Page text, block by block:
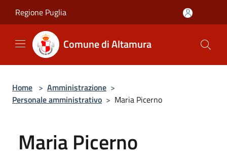
Regione Puglia
Comune di Altamura
Home > Amministrazione >
Personale amministrativo > Maria Picerno
Maria Picerno